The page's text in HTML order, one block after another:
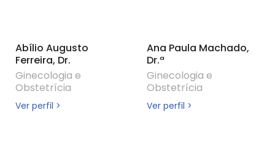
Abílio Augusto
Ferreira, Dr.
Ginecologia e
Obstetrícia
Ver perfil >
Ana Paula Machado,
Dr.ª
Ginecologia e
Obstetrícia
Ver perfil >